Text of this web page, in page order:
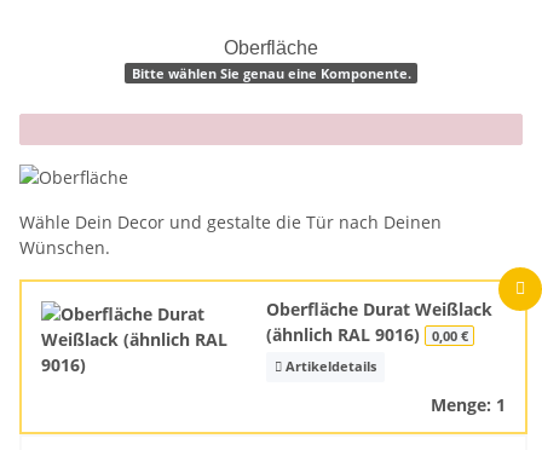
Oberfläche
Bitte wählen Sie genau eine Komponente.
x
Wähle Dein Decor und gestalte die Tür nach Deinen
Wünschen.
Oberfläche Durat Weißlack
(ähnlich RAL 9016) 0,00 €
Artikeldetails
Menge: 1